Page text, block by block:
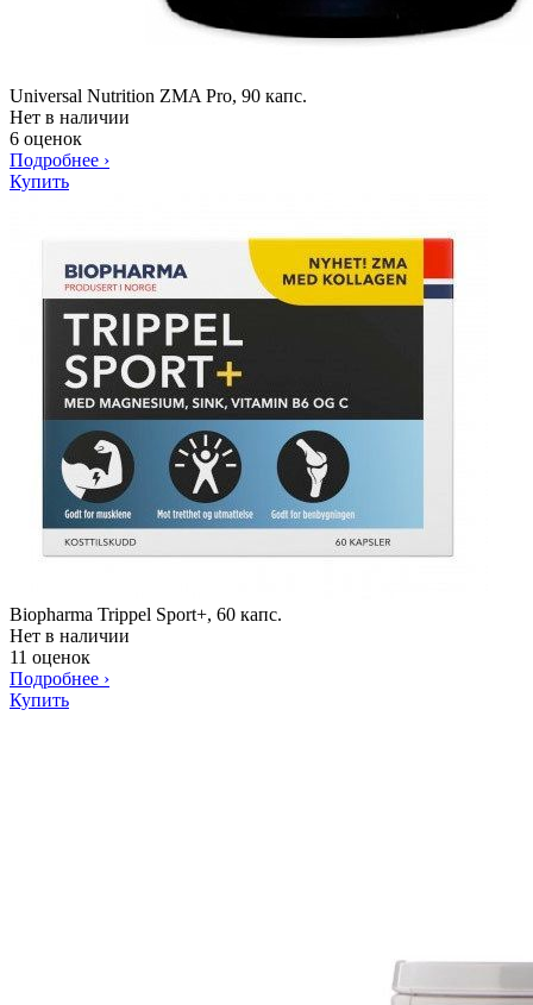
Universal Nutrition ZMA Pro, 90 капс.
Нет в наличии
6 оценок
Подробнее ›
Купить
Biopharma Trippel Sport+, 60 капс.
Нет в наличии
11 оценок
Подробнее ›
Купить